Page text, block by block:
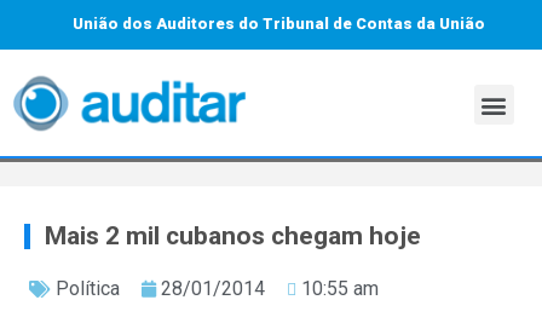
União dos Auditores do Tribunal de Contas da União
Mais 2 mil cubanos chegam hoje
Política 28/01/2014 10:55 am